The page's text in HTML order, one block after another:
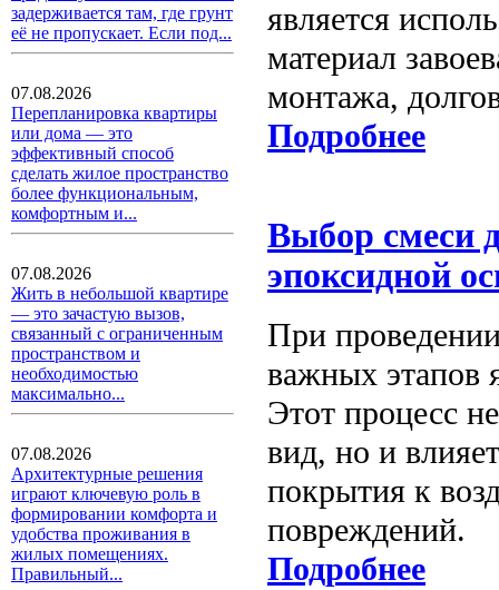
задерживается там, где грунт
её не пропускает. Если под...
07.08.2026
Перепланировка квартиры
или дома — это
эффективный способ
сделать жилое пространство
более функциональным,
комфортным и...
07.08.2026
Жить в небольшой квартире
— это зачастую вызов,
связанный с ограниченным
пространством и
необходимостью
максимально...
07.08.2026
Архитектурные решения
играют ключевую роль в
формировании комфорта и
удобства проживания в
жилых помещениях.
Правильный...
является
материал
монтажа,
Подробнее
Выбор смеси
эпоксидной
При
важных этапов
Этот процесс
вид, но и
покрытия к
повреждений.
Подробнее